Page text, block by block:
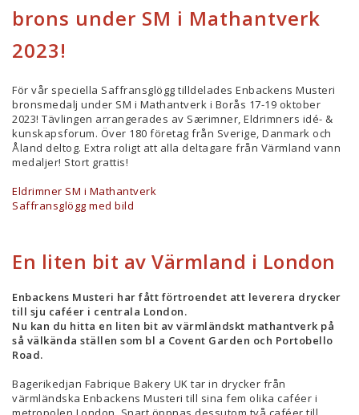
brons under SM i Mathantverk
2023!
För vår speciella Saffransglögg tilldelades Enbackens Musteri
bronsmedalj under SM i Mathantverk i Borås 17-19 oktober
2023! Tävlingen arrangerades av Særimner, Eldrimners idé- &
kunskapsforum. Över 180 företag från Sverige, Danmark och
Åland deltog. Extra roligt att alla deltagare från Värmland vann
medaljer! Stort grattis!
Eldrimner SM i Mathantverk
Saffransglögg med bild
En liten bit av Värmland i London
Enbackens Musteri har fått förtroendet att leverera drycker
till sju caféer i centrala London.
Nu kan du hitta en liten bit av värmländskt mathantverk på
så välkända ställen som bl a Covent Garden och Portobello
Road.
Bagerikedjan Fabrique Bakery UK tar in drycker från
värmländska Enbackens Musteri till sina fem olika caféer i